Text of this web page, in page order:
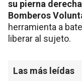
su pierna
Bomberos
herramienta a
liberar al sujeto.
Las más leídas